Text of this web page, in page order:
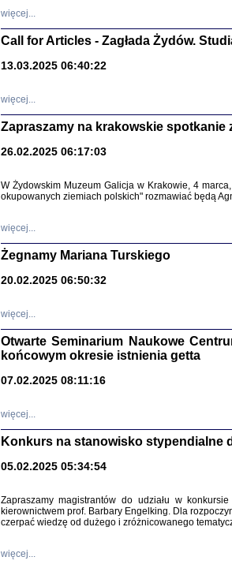
więcej...
Call for Articles - Zagłada Żydów.
13.03.2025 06:40:22
więcej...
Zapraszamy na krakowskie spotkanie
26.02.2025 06:17:03
W Żydowskim Muzeum Galicja w Krakowie, 4
okupowanych ziemiach polskich" rozmawiać będą
więcej...
Żegnamy Mariana Turskiego
20.02.2025 06:50:32
więcej...
Otwarte Seminarium Naukowe
końcowym okresie istnienia getta
07.02.2025 08:11:16
więcej...
Konkurs na stanowisko stypendialne
05.02.2025 05:34:54
Zapraszamy magistrantów do udziału w
kierownictwem prof. Barbary Engelking. Dla
czerpać wiedzę od dużego i zróżnicowanego
więcej...